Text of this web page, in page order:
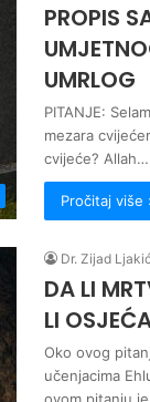
PROPIS
UMRLOG
PITANJE:
mezara
cvijeće? Allah…
Pročitaj više
Dr. Zijad Ljakić
DA LI
LI
Oko ovog
učenjacima
ovom pitanju